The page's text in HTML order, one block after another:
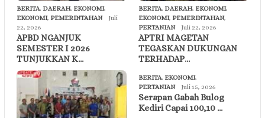
BERITA, DAERAH, EKONOMI,
EKONOMI, PEMERINTAHAN
Juli
22, 2026
APBD NGANJUK
SEMESTER I 2026
TUNJUKKAN K…
BERITA, DAERAH, EKONOMI,
EKONOMI, PEMERINTAHAN,
PERTANIAN
Juli 22, 2026
APTRI MAGETAN
TEGASKAN DUKUNGAN
TERHADAP…
BERITA, EKONOMI,
PERTANIAN
Juli 15, 2026
Serapan Gabah Bulog
Kediri Capai 100,10 …